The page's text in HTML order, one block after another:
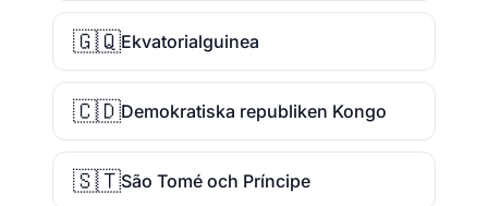
🇬🇶Ekvatorialguinea
🇨🇩Demokratiska republiken Kongo
🇸🇹São Tomé och Príncipe